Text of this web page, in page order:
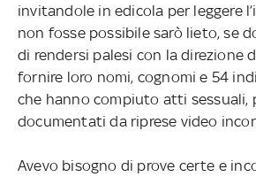
invitandole in edicola per leggere
non fosse possibile sarò lieto, se
di rendersi palesi con la direzione
fornire loro nomi, cognomi e 54
che hanno compiuto atti sessuali,
documentati da riprese video
Avevo bisogno di prove certe e